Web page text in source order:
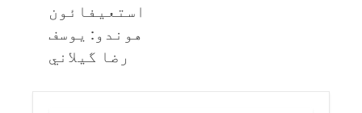
استعيفائون
هوندو: يوسف
رضا گيلاني